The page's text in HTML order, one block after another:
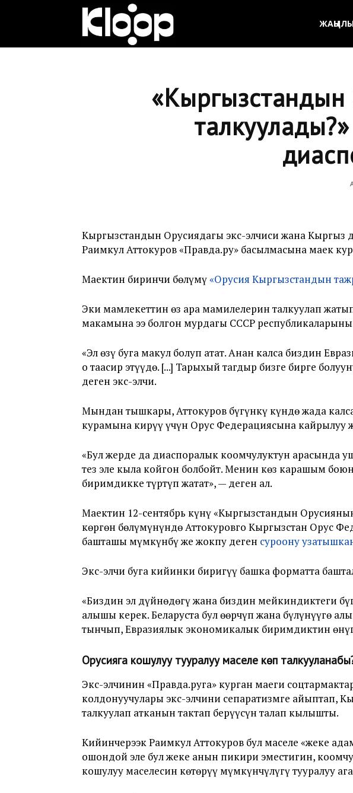
«Кыргызстандын
Кыргызстандын Орусиядагы экс-элчиси жана
Раимкул Аттокуров «Правда.ру» басылмасына маек
Маектин биринчи бөлүмү«Орусия Кыргызстандын
Эки мамлекеттин өз ара мамилелерин талкуулап
макамына ээ болгон мурдагы СССР
«Эл өзү буга макул болуп атат. Анан калса биздин
оң таасир этүүдө. [...] Тарыхый тагдыр бизге бирге
деген экс-элчи.
Мындан тышкары, Аттокуров бүгүнкү күндө жада
курамына кирүү үчүн Орус Федерациясына кайрылуу
«Бул жерде да диаспоралык коомчулуктун арасында
тез эле кыла койгон болбойт. Менин көз карашым
биримдикке түртүп жатат», — деген ал.
Маектин 12-сентябрь күнү «Кыргызстандын
көргөн бөлүмүнүндө Аттокуровго Кыргызстан Орус
башташы мүмкүнбү же жокпу деген суроону
Экс-элчи буга кийинки биригүү башка форматта
«Биздин эл дүйнөдөгү жана биздин мейкиндиктеги
алышы керек. Беларуста бул өөрчүп жана бүлүнүүгө
тынчып, Евразиялык экономикалык биримдиктин
Орусияга кошулуу тууралуу маселе көп
Экс-элчинин «Правда.руга» курган маеги
колдонуучулары экс-элчини сепаратизмге айыптап,
талкуулап атканын тактап берүүсүн талап кылышты.
Кийинчерээк Раимкул Аттокуров бул маселе «жеке
ошондой эле бул жеке анын пикири эместигин,
кошулуу маселесин көтөрүү мүмкүнчүлүгү тууралуу